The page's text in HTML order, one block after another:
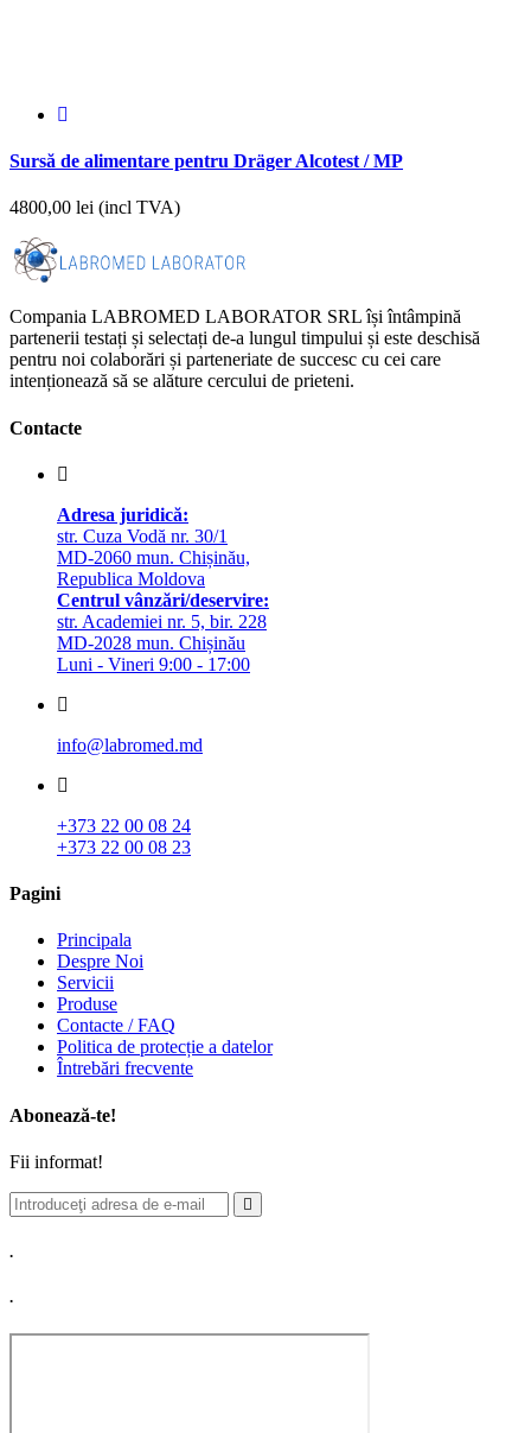
Sursă de alimentare pentru Dräger Alcotest / MP
4800,00 lei (incl TVA)
Compania LABROMED LABORATOR SRL își întâmpină
partenerii testați și selectați de-a lungul timpului și este deschisă
pentru noi colaborări și parteneriate de succesc cu cei care
intenționează să se alăture cercului de prieteni.
Contacte
Adresa juridică:
str. Cuza Vodă nr. 30/1
MD-2060 mun. Chișinău,
Republica Moldova
Centrul vânzări/deservire:
str. Academiei nr. 5, bir. 228
MD-2028 mun. Chișinău
Luni - Vineri 9:00 - 17:00
info@labromed.md
+373 22 00 08 24
+373 22 00 08 23
Pagini
Principala
Despre Noi
Servicii
Produse
Contacte / FAQ
Politica de protecție a datelor
Întrebări frecvente
Abonează-te!
Fii informat!
.
.